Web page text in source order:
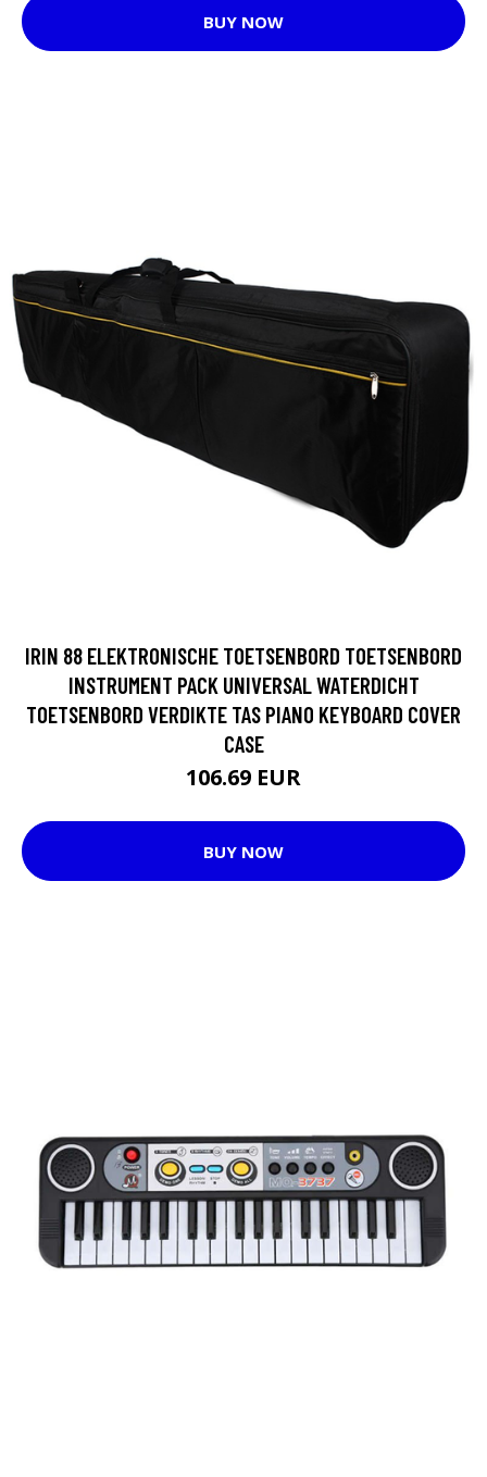
BUY NOW
IRIN 88 ELEKTRONISCHE TOETSENBORD TOETSENBORD
INSTRUMENT PACK UNIVERSAL WATERDICHT
TOETSENBORD VERDIKTE TAS PIANO KEYBOARD COVER
CASE
106.69 EUR
BUY NOW